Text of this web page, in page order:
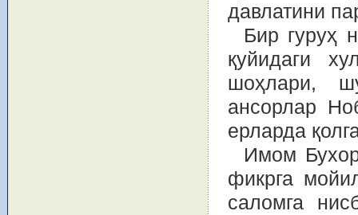
давлатини
Бир гуруҳ
қуйидаги
шоҳлари,
ансорлар
ерларда
Имом
фикрга
саломга